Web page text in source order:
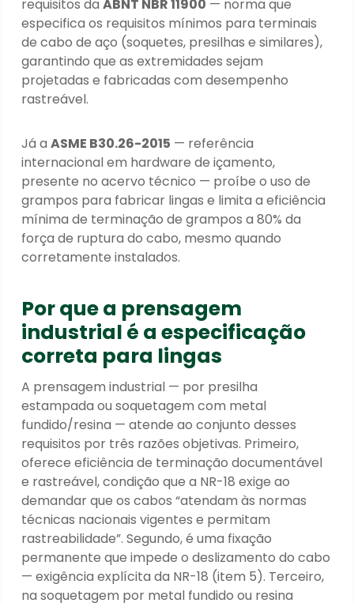
requisitos daABNT NBR 11900 — norma que
especifica os requisitos mínimos para terminais
de cabo de aço (soquetes, presilhas e similares),
garantindo que as extremidades sejam
projetadas e fabricadas com desempenho
rastreável.
Já aASME B30.26-2015 — referência
internacional em hardware de içamento,
presente no acervo técnico — proíbe o uso de
grampos para fabricar lingas e limita a eficiência
mínima de terminação de grampos a 80% da
força de ruptura do cabo, mesmo quando
corretamente instalados.
Por que a prensagem
industrial é a especificação
correta para lingas
A prensagem industrial — por presilha
estampada ou soquetagem com metal
fundido/resina — atende ao conjunto desses
requisitos por três razões objetivas. Primeiro,
oferece eficiência de terminação documentável
e rastreável, condição que a NR-18 exige ao
demandar que os cabos “atendam às normas
técnicas nacionais vigentes e permitam
rastreabilidade”. Segundo, é uma fixação
permanente que impede o deslizamento do cabo
— exigência explícita da NR-18 (item 5). Terceiro,
na soquetagem por metal fundido ou resina